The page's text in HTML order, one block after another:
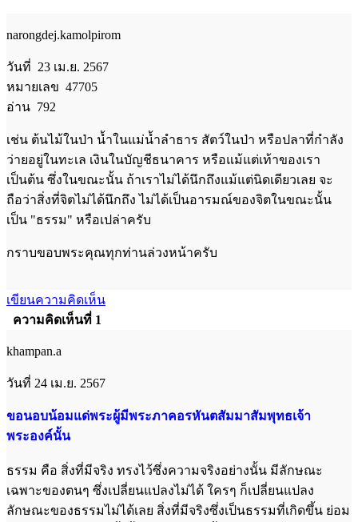
narongdej.kamolpirom
วันที่ 23 เม.ย. 2567
หมายเลข 47705
อ่าน 792
เช่น ต้นไม้ในป่า น้ำในแม่น้ำลำธาร สัตว์ในป่า หรือปลาที่กำลัง
ว่ายอยู่ในทะเล เงินในบัญชีธนาคาร หรือแม้แต่เท้าของเรา
เป็นต้น ซึ่งในขณะนั้น ถ้าเราไม่ได้นึกถึงแม้แต่นิดเดียวเลย จะ
ถือว่าสิ่งที่จิตไม่ได้นึกถึง ไม่ได้เป็นอารมณ์ของจิตในขณะนั้น
เป็น "ธรรม" หรือเปล่าครับ
กราบขอบพระคุณทุกท่านล่วงหน้าครับ
เขียนความคิดเห็น
ความคิดเห็นที่ 1
khampan.a
วันที่ 24 เม.ย. 2567
ขอนอบน้อมแด่พระผู้มีพระภาคอรหันตสัมมาสัมพุทธเจ้า
พระองค์นั้น
ธรรม คือ สิ่งที่มีจริง ทรงไว้ซึ่งความจริงอย่างนั้น มีลักษณะ
เฉพาะของตนๆ ซึ่งเปลี่ยนแปลงไม่ได้ ใครๆ ก็เปลี่ยนแปลง
ลักษณะของธรรมไม่ได้เลย สิ่งที่มีจริงซึ่งเป็นธรรมที่เกิดขึ้น ย่อม